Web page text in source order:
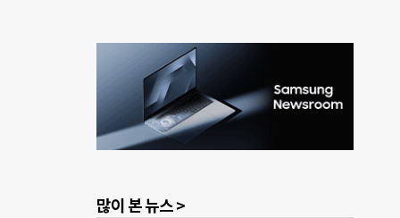
많이 본 뉴스 >